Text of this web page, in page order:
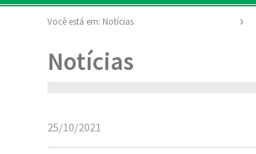
Você está em: Notícias
Notícias
25/10/2021